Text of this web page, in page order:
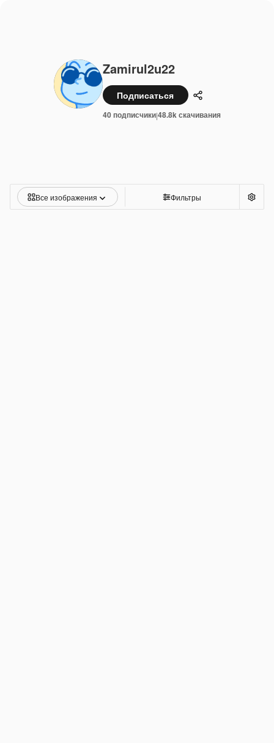
Zamirul2u22
Подписаться Поделиться
40 подписчики|48.8k скачивания
Все изображения Фильтры